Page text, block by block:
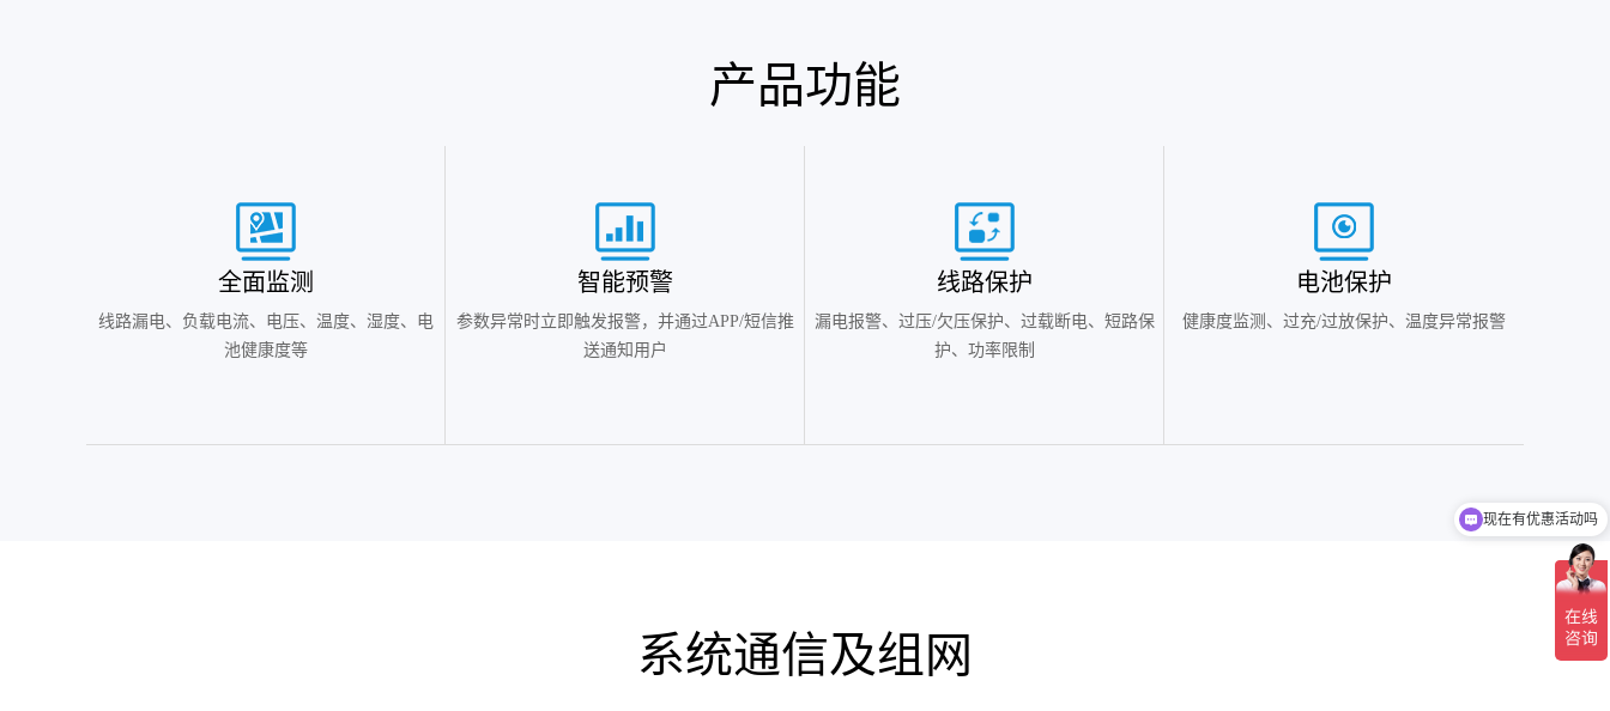
产品功能
全面监测
线路漏电、负载电流、电压、温度、湿度、电
池健康度等
智能预警
参数异常时立即触发报警，并通过APP/短信推
送通知用户
线路保护
漏电报警、过压/欠压保护、过载断电、短路保
护、功率限制
电池保护
健康度监测、过充/过放保护、温度异常报警
系统通信及组网
可以介绍下你们的产品么